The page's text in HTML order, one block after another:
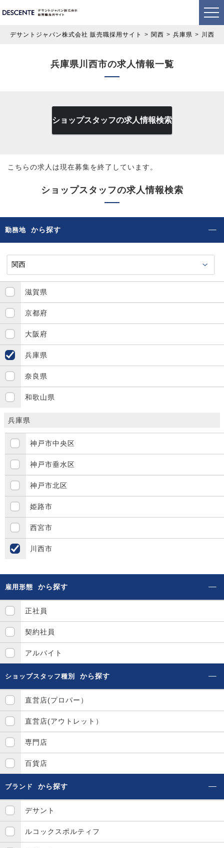
デサントジャパン株式会社 販売職採用サイト 関西 兵庫県 川西市
兵庫県川西市の求人情報一覧
ショップスタッフの求人情報検索
こちらの求人は現在募集を終了しています。
ショップスタッフの求人情報検索
勤務地 から探す
滋賀県
京都府
大阪府
兵庫県
奈良県
和歌山県
兵庫県
神戸市中央区
神戸市垂水区
神戸市北区
姫路市
西宮市
川西市
雇用形態 から探す
正社員
契約社員
アルバイト
ショップスタッフ種別 から探す
直営店(プロパー）
直営店(アウトレット）
専門店
百貨店
ブランド から探す
デサント
ルコックスポルティフ